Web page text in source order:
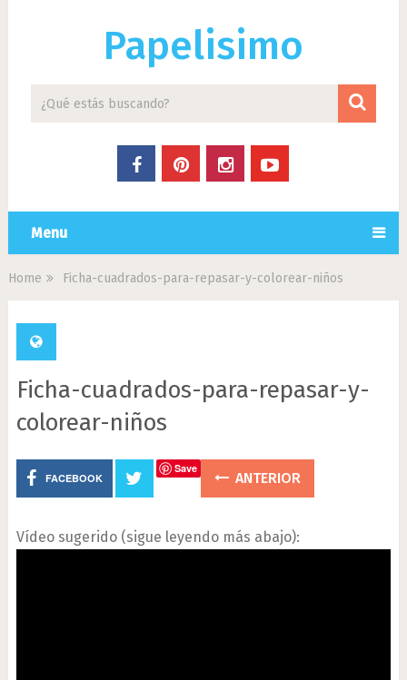
Papelisimo
Menu
Home Ficha-cuadrados-para-repasar-y-colorear-niños
Ficha-cuadrados-para-repasar-y-
colorear-niños
FACEBOOK
Save
ANTERIOR
Vídeo sugerido (sigue leyendo más abajo):